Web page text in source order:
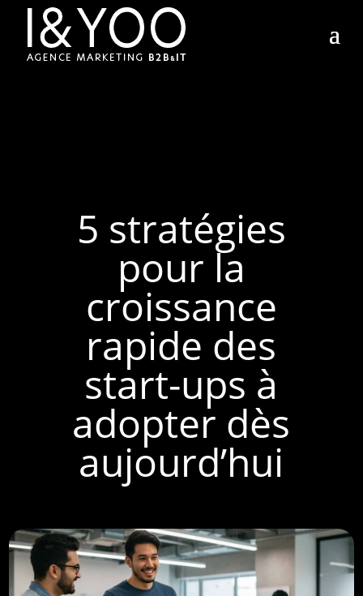
5 stratégies
pour la
croissance
rapide des
start-ups à
adopter dès
aujourd’hui